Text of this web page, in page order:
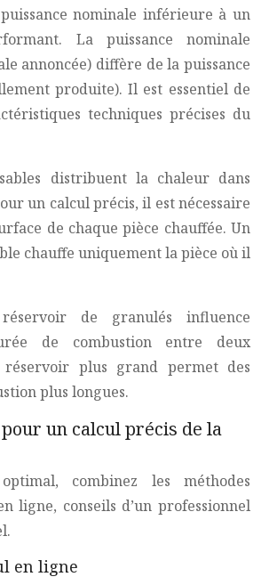
nominale inférieure à un
La puissance nominale
annoncée) diffère de la puissance
produite). Il est essentiel de
techniques précises du
distribuent la chaleur dans
un calcul précis, il est nécessaire
de chaque pièce chauffée. Un
chauffe uniquement la pièce où il
de granulés influence
de combustion entre deux
réservoir plus grand permet des
plus longues.
un calcul précis de la
combinez les méthodes
ligne, conseils d’un professionnel
en ligne